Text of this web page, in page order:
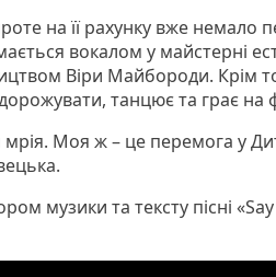
на її рахунку вже немало
вокалом у майстерні
Віри Майбороди. Крім
танцює та грає на
Моя ж – це перемога у
музики та тексту пісні